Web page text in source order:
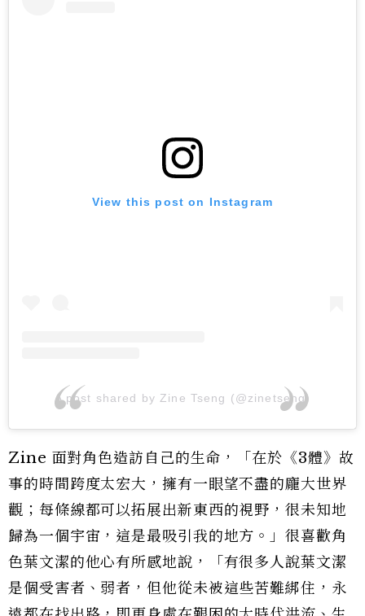
View this post on Instagram
A post shared by Zine Tseng (@zinetseng)
Zine 面對角色造訪自己的生命，「在於《3體》故
事的時間跨度太宏大，擁有一眼望不盡的龐大世界
觀；每條線都可以拓展出新東西的視野，很未知地
歸為一個宇宙，這是最吸引我的地方。」很喜歡角
色葉文潔的他心有所感地說，「有很多人說葉文潔
是個受害者、弱者，但他從未被這些苦難綁住，永